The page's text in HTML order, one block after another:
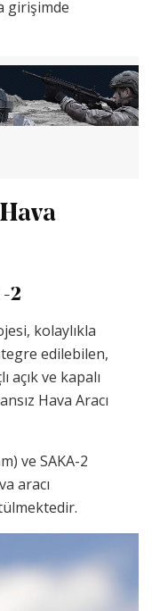
girişimde
-2
kolaylıkla
edilebilen,
ve kapalı
Hava Aracı
ve SAKA-2
aracı